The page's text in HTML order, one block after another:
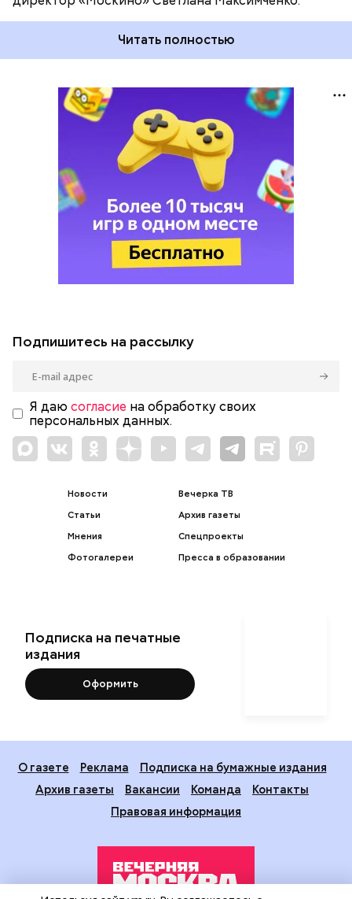
Читать полностью
Подпишитесь на рассылку
Я даю согласие на обработку своих
персональных данных.
Новости
Статьи
Мнения
Фотогалереи
Вечерка ТВ
Архив газеты
Спецпроекты
Пресса в образовании
Подписка на печатные
издания
Оформить
О газете Реклама
Подписка на бумажные издания
Архив газеты
Вакансии Команда
Контакты
Правовая информация